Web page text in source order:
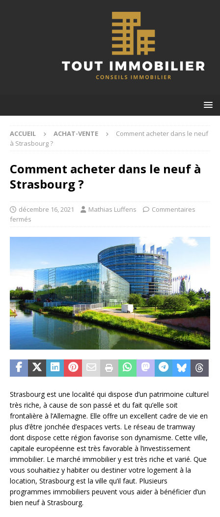
ACCUEIL ACHAT-VENTE
Comment acheter dans le neuf
à Strasbourg ?
Comment acheter dans le neuf à
Strasbourg ?
décembre 16, 2021 Mathias Luffens
Commentaires
fermés
Strasbourg est une localité qui dispose d’un patrimoine culturel
très riche, à cause de son passé et du fait qu’elle soit
frontalière à l’Allemagne. Elle offre un excellent cadre de vie en
plus d’être jonchée d’espaces verts. Le réseau de tramway
dont dispose cette région favorise son dynamisme. Cette ville,
capitale européenne est très favorable à l’investissement
immobilier. Le marché immobilier y est très riche et varié. Que
vous souhaitiez y habiter ou destiner votre logement à la
location, Strasbourg est la ville qu’il faut. Plusieurs
programmes immobiliers peuvent vous aider à bénéficier d’un
bien neuf à Strasbourg.